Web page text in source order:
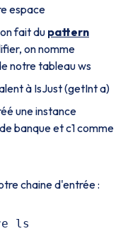
espace
fait du pattern
on nomme
notre tableauws
à IsJust (getInt a)
une instance
banque etc1comme
chaine d'entrée :
ls